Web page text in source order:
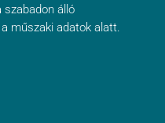
álló
műszaki adatok alatt.